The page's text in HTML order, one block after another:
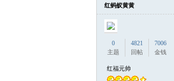
红蚂蚁黄黄
0
主题
4821
回帖
7006
金钱
红福元帅